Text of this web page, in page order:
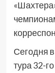
Сегодня
тура 32-